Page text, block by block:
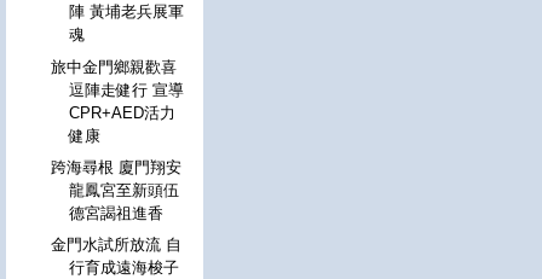
陣 黃埔老兵展軍
魂
旅中金門鄉親歡喜
逗陣走健行 宣導
CPR+AED活力
健康
跨海尋根 廈門翔安
龍鳳宮至新頭伍
德宮謁祖進香
金門水試所放流 自
行育成遠海梭子